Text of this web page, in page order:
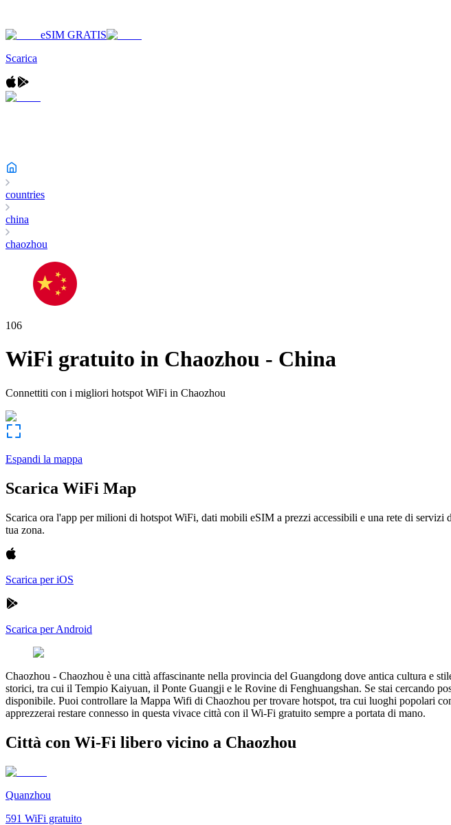
eSIM GRATIS
Scarica
countries
china
chaozhou
106
WiFi gratuito in Chaozhou - China
Connettiti con i migliori hotspot WiFi in Chaozhou
Espandi la mappa
Scarica WiFi Map
Scarica ora l'app per milioni di hotspot WiFi, dati mobili eSIM a prezzi accessibili e una rete di
tua zona.
Scarica per iOS
Scarica per Android
Chaozhou - Chaozhou è una città affascinante nella provincia del Guangdong dove antica cultura e
storici, tra cui il Tempio Kaiyuan, il Ponte Guangji e le Rovine di Fenghuangshan. Se stai cercando
disponibile. Puoi controllare la Mappa Wifi di Chaozhou per trovare hotspot, tra cui luoghi popolari
apprezzerai restare connesso in questa vivace città con il Wi-Fi gratuito sempre a portata di mano.
Città con Wi-Fi libero vicino a Chaozhou
Quanzhou
591 WiFi gratuito